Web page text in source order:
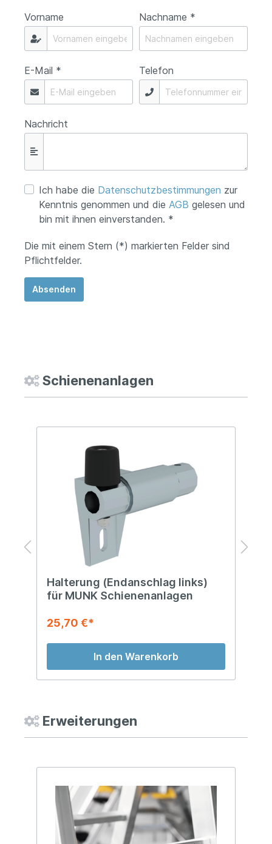
Vorname Nachname *
E-Mail * Telefon
Nachricht
Ich habe die Datenschutzbestimmungen zur
Kenntnis genommen und die AGB gelesen und
bin mit ihnen einverstanden. *
Die mit einem Stern (*) markierten Felder sind
Pflichtfelder.
Absenden
Schienenanlagen
Halterung (Endanschlag links)
für MUNK Schienenanlagen
25,70 €*
In den Warenkorb
Erweiterungen